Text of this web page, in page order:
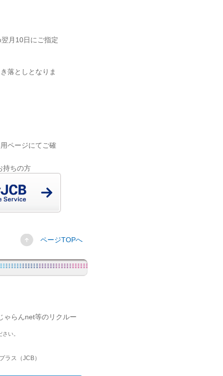
月10日にご指定
落としとなりま
ページにてご確
持ちの方
ページTOPへ
ゃらんnet等のリクルー
い。
ラス（JCB）